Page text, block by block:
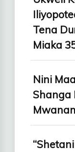
Tena
Miaka
Nini
Shanga